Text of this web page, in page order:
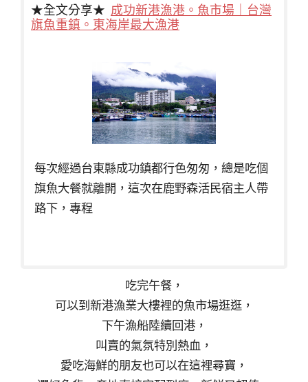
★全文分享★ 成功新港漁港。魚市場｜台灣
旗魚重鎮。東海岸最大漁港
每次經過台東縣成功鎮都行色匆匆，總是吃個
旗魚大餐就離開，這次在鹿野森活民宿主人帶
路下，專程
吃完午餐，
可以到新港漁業大樓裡的魚市場逛逛，
下午漁船陸續回港，
叫賣的氣氛特別熱血，
愛吃海鮮的朋友也可以在這裡尋寶，